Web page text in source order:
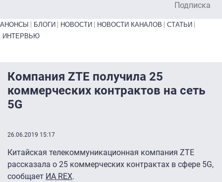
Подписка
Primary links bottom
АНОНСЫ БЛОГИ НОВОСТИ НОВОСТИ КАНАЛОВ
СТАТЬИ
ИНТЕРВЬЮ
Компания ZTE получила 25
коммерческих контрактов на сеть
5G
26.06.2019 15:17
Китайская телекоммуникационная компания ZTE
рассказала о 25 коммерческих контрактах в сфере 5G,
сообщает ИА REX.